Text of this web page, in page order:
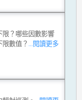
限？哪些因數影響
數值？ ...閱讀更多